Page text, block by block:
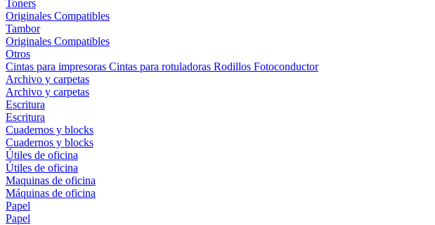
Toners
Originales Compatibles
Tambor
Originales Compatibles
Otros
Cintas para impresoras Cintas para rotuladoras Rodillos Fotoconductor
Archivo y carpetas
Archivo y carpetas
Escritura
Escritura
Cuadernos y blocks
Cuadernos y blocks
Útiles de oficina
Útiles de oficina
Maquinas de oficina
Máquinas de oficina
Papel
Papel